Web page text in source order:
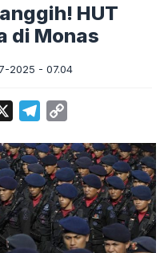
HUT
di Monas
2025 - 07.04
Telegram